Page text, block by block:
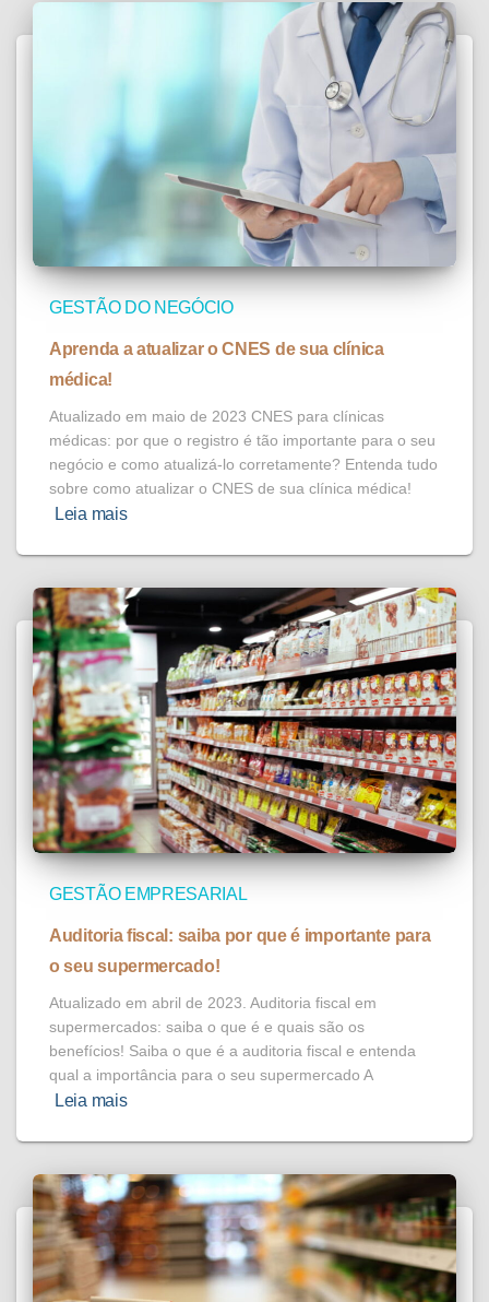
GESTÃO DO NEGÓCIO
Aprenda a atualizar o CNES de sua clínica
médica!
Atualizado em maio de 2023 CNES para clínicas
médicas: por que o registro é tão importante para o seu
negócio e como atualizá-lo corretamente? Entenda tudo
sobre como atualizar o CNES de sua clínica médica!
Leia mais
GESTÃO EMPRESARIAL
Auditoria fiscal: saiba por que é importante para
o seu supermercado!
Atualizado em abril de 2023. Auditoria fiscal em
supermercados: saiba o que é e quais são os
benefícios! Saiba o que é a auditoria fiscal e entenda
qual a importância para o seu supermercado A
Leia mais